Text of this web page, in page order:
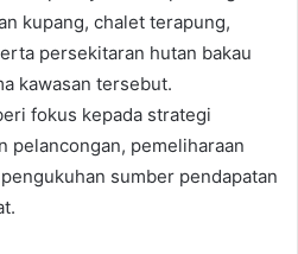
kupang, chalet terapung,
persekitaran hutan bakau
kawasan tersebut.
fokus kepada strategi
pelancongan, pemeliharaan
sumber pendapatan